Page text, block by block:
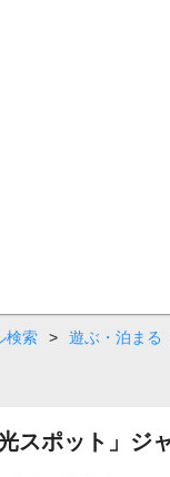
検索 > 遊ぶ・泊まる
スポット」ジ